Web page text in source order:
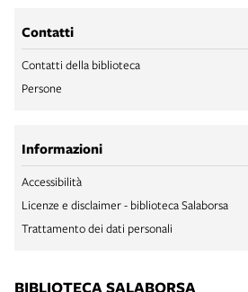
Contatti
Contatti della biblioteca
Persone
Informazioni
Accessibilità
Licenze e disclaimer - biblioteca Salaborsa
Trattamento dei dati personali
BIBLIOTECA SALABORSA